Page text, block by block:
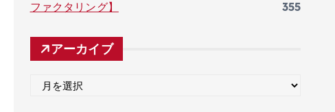
ファクタリング】
355
アーカイブ